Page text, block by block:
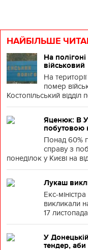
НАЙБІЛЬШЕ
На
військовий
На
помер
Костопільський відділ
Яценюк: В
побутовою
Понад 60%
справу з
понеділок у Києві на
Лукаш
Екс-
викликали
17
У
тендер,